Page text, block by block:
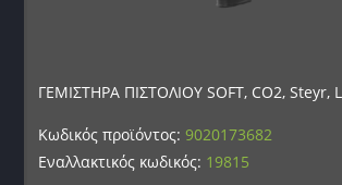
ΓΕΜΙΣΤΗΡΑ ΠΙΣΤΟΛΙΟΥ SOFT, CO2, Steyr,
Κωδικός προϊόντος:9020173682
Εναλλακτικός κωδικός: 19815